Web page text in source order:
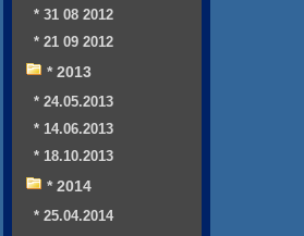
* 31 08 2012
* 21 09 2012
* 2013
* 24.05.2013
* 14.06.2013
* 18.10.2013
* 2014
* 25.04.2014